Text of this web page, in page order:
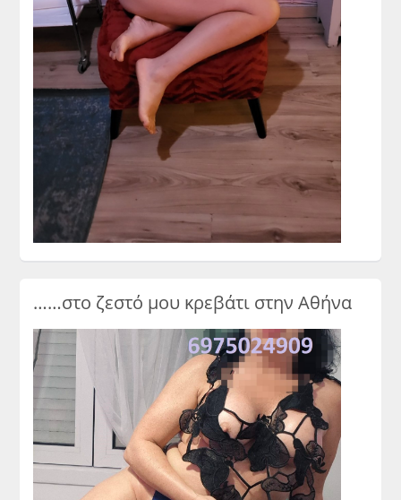
……στο ζεστό μου κρεβάτι στην Αθήνα